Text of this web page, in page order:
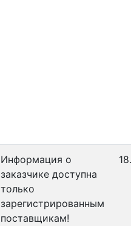
Информация о
заказчике доступна
только
зарегистрированным
поставщикам!